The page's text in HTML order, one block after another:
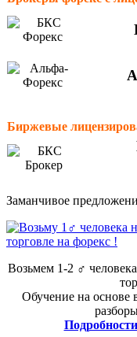
Биржевые
Заманчивое
Возьмем 1-2 ‍♂️
Обучение на основе